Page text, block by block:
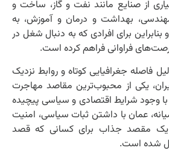
از صنایع مانند نفت و گاز، ساخت و
مهندسی، بهداشت و درمان و آموزش، به
بنابراین برای افرادی که به دنبال شغل در
فراوانی فراهم کرده است.
فاصله جغرافیایی کوتاه و روابط نزدیک
یکی از محبوب‌ترین مقاصد مهاجرت
با وجود شرایط اقتصادی و سیاسی پیچیده
عمان با داشتن ثبات سیاسی، امنیت
یک مقصد جذاب برای کسانی که قصد
شده است.